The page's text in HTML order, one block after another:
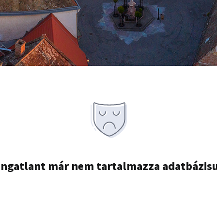
már nem tartalmazza